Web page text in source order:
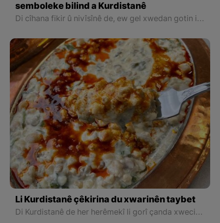
semboleke bilind a Kurdistanê
Di cîhana fikir û nivîsînê de, ew gel xwedan gotin in ku dîrok û pêşîneya wan a fikirî û nivîsînê vedigere serdemên kevin, ji ber ku bi rêka wê dîrok û pêşînê re, mirov dikare hem curê mirovan nas bike û hem jî hemû cure peywendiyên civakî û siyasî û aborî û mirovî yên serdemên cuda, şirove bike
Li Kurdistanê çêkirina du xwarinên taybet
Di Kurdistanê de her herêmekî li gorî çanda xwecihî taybetmendiyên wê hene, çawa devok diguhure bêguman xwarin û hinek tiştên din jî diguhure. Hinek xwarinên bi navê xwe çi qas taybetmendiyê digire, bi tama xwe jî gelek diguhure